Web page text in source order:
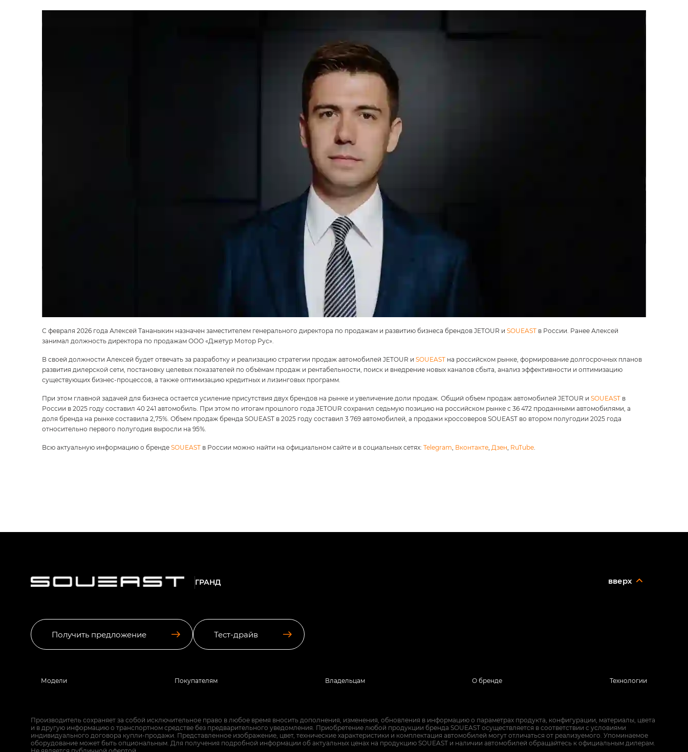
С февраля 2026 года Алексей Тананыкин назначен заместителем генерального директора по продажам и развитию бизнеса брендов JETOUR и SOUEAST в России. Ранее Алексей
занимал должность директора по продажам ООО «Джетур Мотор Рус».
В своей должности Алексей будет отвечать за разработку и реализацию стратегии продаж автомобилей JETOUR и SOUEAST на российском рынке, формирование долгосрочных планов
развития дилерской сети, постановку целевых показателей по объёмам продаж и рентабельности, поиск и внедрение новых каналов сбыта, анализ эффективности и оптимизацию
существующих бизнес‑процессов, а также оптимизацию кредитных и лизинговых программ.
При этом главной задачей для бизнеса остается усиление присутствия двух брендов на рынке и увеличение доли продаж. Общий объем продаж автомобилей JETOUR и SOUEAST в
России в 2025 году составил 40 241 автомобиль. При этом по итогам прошлого года JETOUR сохранил седьмую позицию на российском рынке с 36 472 проданными автомобилями, а
доля бренда на рынке составила 2,75%. Объем продаж бренда SOUEAST в 2025 году составил 3 769 автомобилей, а продажи кроссоверов SOUEAST во втором полугодии 2025 года
относительно первого полугодия выросли на 95%.
Всю актуальную информацию о брендеSOUEAST в России можно найти на официальном сайте и в социальных сетях: Telegram Вконтакте Дзен RuTube
Получить предложение Тест-драйв
вверх
ГРАНД
Модели Покупателям Владельцам О бренде Технологии
Производитель сохраняет за собой исключительное право в любое время вносить дополнения, изменения, обновления в информацию о параметрах продукта, конфигурации, материалы, цвета
и в другую информацию о транспортном средстве без предварительного уведомления. Приобретение любой продукции бренда SOUEAST осуществляется в соответствии с условиями
индивидуального договора купли-продажи. Представленное изображение, цвет, технические характеристики и комплектация автомобилей могут отличаться от реализуемого. Упоминаемое
оборудование может быть опциональным. Для получения подробной информации об актуальных ценах на продукцию SOUEAST и наличии автомобилей обращайтесь к официальным дилерам.